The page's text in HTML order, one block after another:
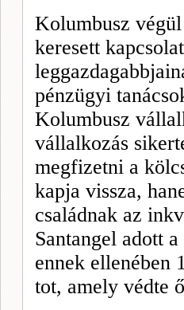
Kolumbusz
keresett
pénzügyi
Kolumbusz
vállalkozás
megfizetni a
kapja vissza,
családnak az
Santangel adott
ennek ellenében
tot, amely védte